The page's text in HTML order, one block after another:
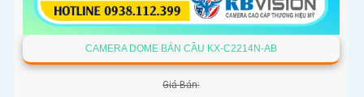
CAMERA DOME BÁN CẦU KX-C2214N-AB
Giá Bán: